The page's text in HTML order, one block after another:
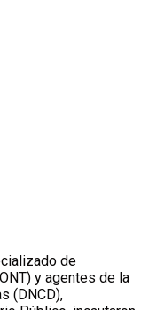
de
y agentes de la
(DNCD),